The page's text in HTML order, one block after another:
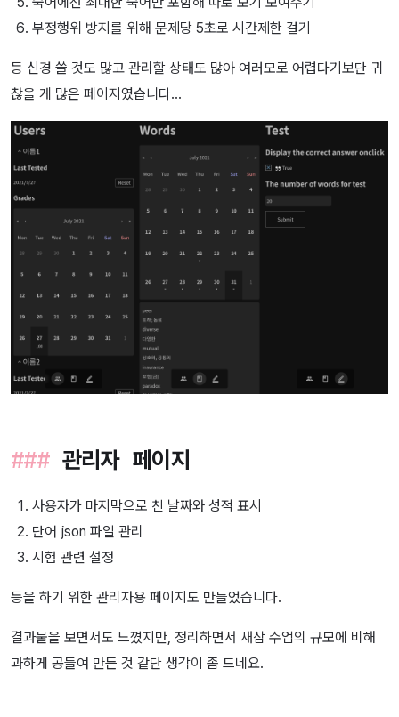
부정행위 방지를 위해 문제당 5초로 시간제한 걸기
등 신경 쓸 것도 많고 관리할 상태도 많아 여러모로 어렵다기보단 귀
찮을 게 많은 페이지였습니다…
관리자 페이지
사용자가 마지막으로 친 날짜와 성적 표시
단어 json 파일 관리
시험 관련 설정
등을 하기 위한 관리자용 페이지도 만들었습니다.
결과물을 보면서도 느꼈지만, 정리하면서 새삼 수업의 규모에 비해
과하게 공들여 만든 것 같단 생각이 좀 드네요.